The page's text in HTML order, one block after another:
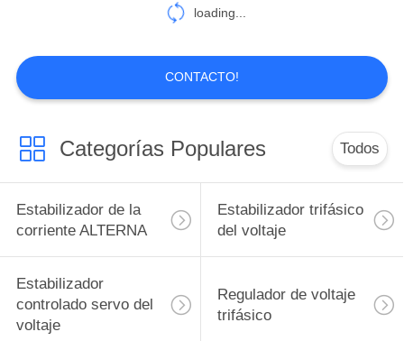
Tipo seco
transformador
33
loading...
CONTACTO!
Categorías Populares Todos
Estabilizador de la
corriente ALTERNA
Estabilizador trifásico
del voltaje
Estabilizador
controlado servo del
voltaje
Regulador de voltaje
trifásico